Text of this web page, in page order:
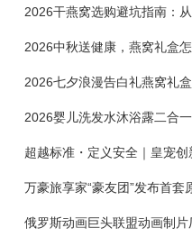
2026中秋送健康，燕窝礼盒
2026婴儿洗发水沐浴露二合
超越标准・定义安全｜皇宠
万豪旅享家“豪友团”发布首